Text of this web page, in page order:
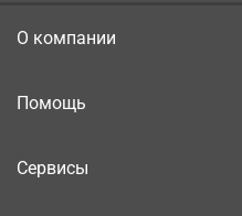
О компании
Помощь
Сервисы